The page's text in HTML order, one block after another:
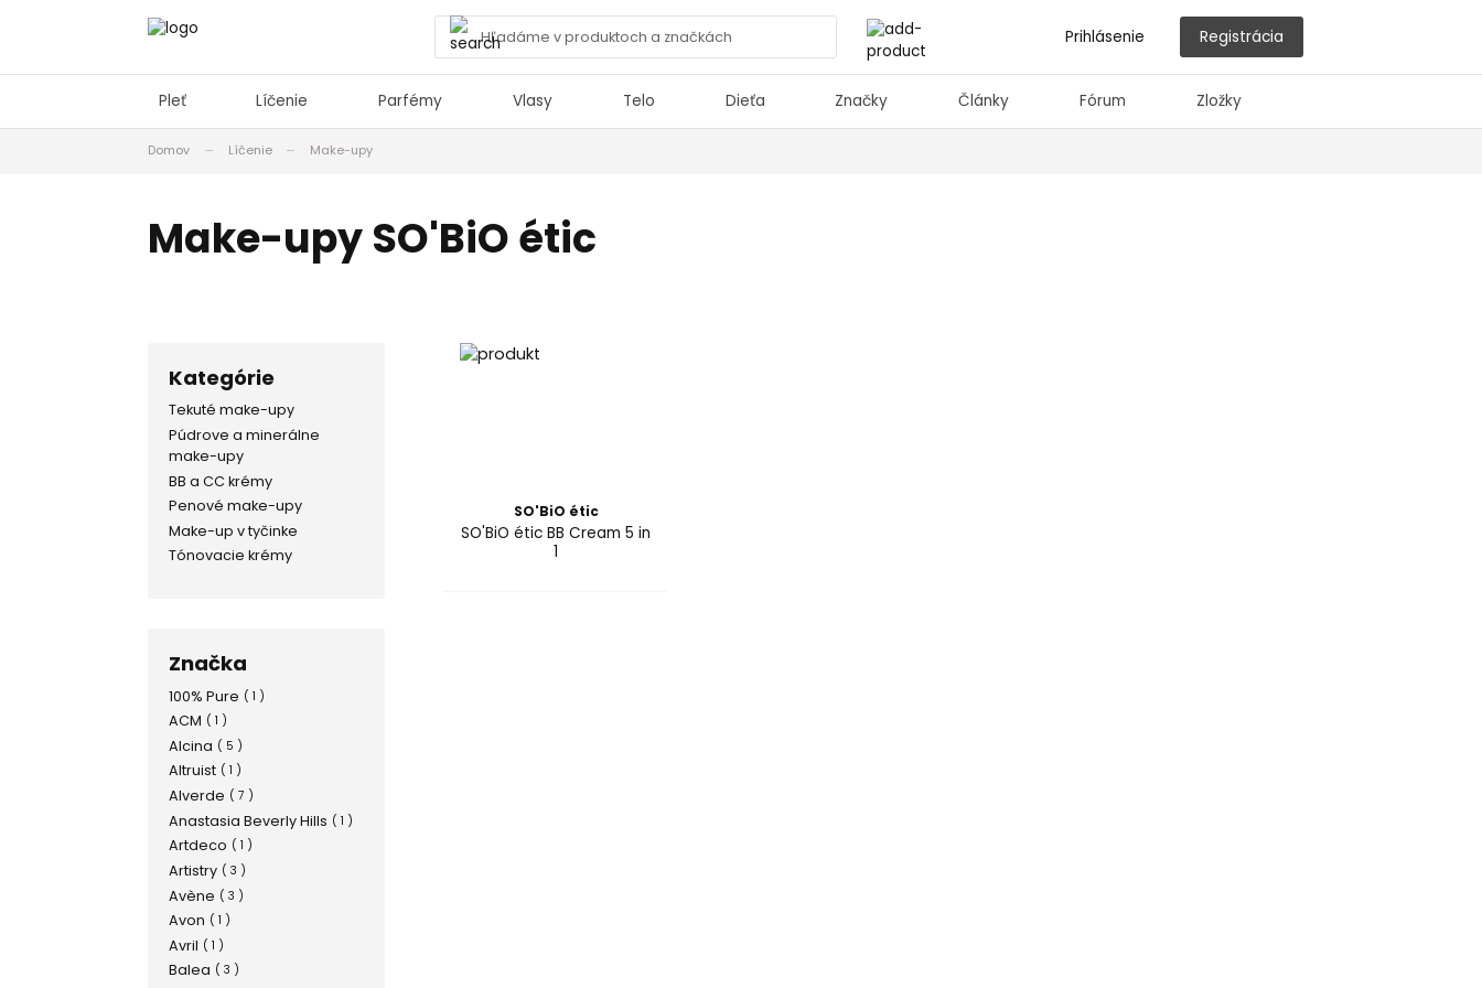
Prihlásenie Registrácia
Pleť Líčenie Parfémy Vlasy Telo Dieťa Značky Články Fórum Zložky
Domov Líčenie Make-upy
Make-upy SO'BiO étic
Kategórie
Tekuté make-upy
Púdrove a minerálne
make-upy
BB a CC krémy
Penové make-upy
Make-up v tyčinke
Tónovacie krémy
Značka
100% Pure ( 1 )
ACM ( 1 )
Alcina ( 5 )
Altruist ( 1 )
Alverde ( 7 )
Anastasia Beverly Hills ( 1 )
Artdeco ( 1 )
Artistry ( 3 )
Avène ( 3 )
Avon ( 1 )
Avril ( 1 )
Balea ( 3 )
SO'BiO étic
SO'BiO étic BB Cream 5 in
1